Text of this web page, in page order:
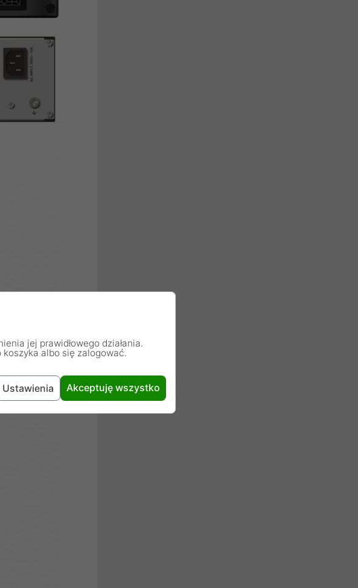
jej prawidłowego działania.
koszyka albo się zalogować.
Ustawienia Akceptuję wszystko